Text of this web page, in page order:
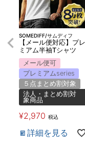
SOMEDIFF/サムディフ
【メール便対応】プレ
ミアム半袖Tシャツ
メール便可
プレミアムseries
５点まとめ割対象
法人・まとめ割対
象商品
¥2,970 税込
詳細を見る